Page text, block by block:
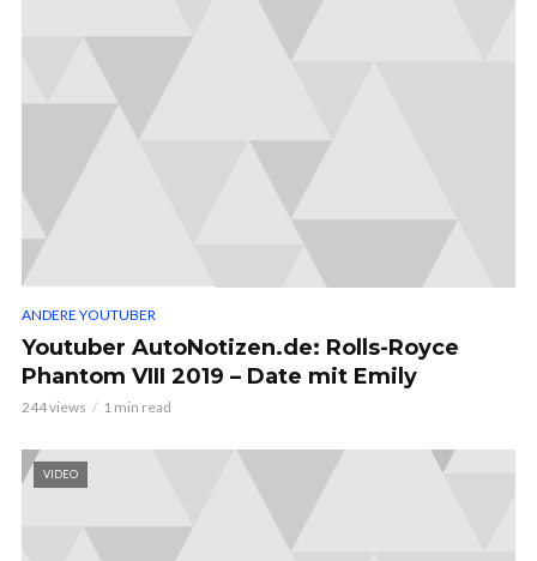
ANDERE YOUTUBER
Youtuber AutoNotizen.de: Rolls-Royce
Phantom VIII 2019 – Date mit Emily
244 views 1 min read
VIDEO